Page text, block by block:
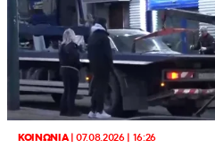
ΚΟΙΝΩΝΙΑ|07.08.2026 | 16:26